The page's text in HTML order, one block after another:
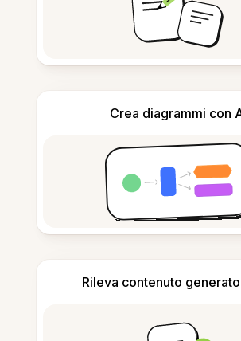
Crea diagrammi con
Rileva contenuto